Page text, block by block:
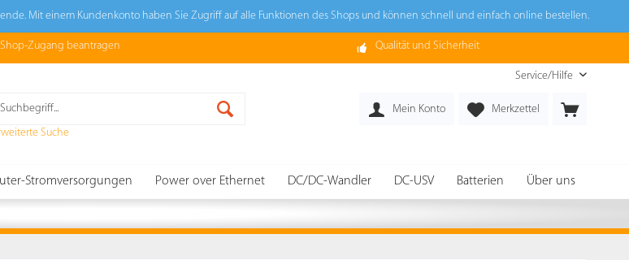
Mit einem Kundenkonto haben Sie Zugriff auf alle Funktionen des Shops und können schnell und einfach online bestellen.
Zugang beantragen Qualität und Sicherheit
Service/Hilfe
Suche
Merkzettel
Mein Konto
Stromversorgungen Power over Ethernet DC/DC-Wandler DC-USV Batterien Über uns